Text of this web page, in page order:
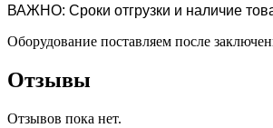
ВАЖНО: Сроки отгрузки и наличие
Оборудование поставляем после
Отзывы
Отзывов пока нет.